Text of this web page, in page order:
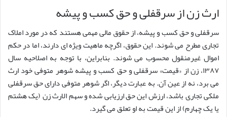
ارث زن از سرقفلی و حق کسب و پیشه
سرقفلی و حق کسب و پیشه، از حقوق مالی مهمی هستند که در مورد املاک
تجاری مطرح می شوند. این حقوق، اگرچه ماهیت ویژه ای دارند، اما در حکم
اموال غیرمنقول محسوب می شوند. بنابراین، با توجه به اصلاحیه سال
۱۳۸۷، زن از «قیمت» سرقفلی و حق کسب و پیشه شوهر متوفی خود ارث
می برد، نه از عین آن. به عبارت دیگر، اگر شوهر متوفی دارای حق سرقفلی
ملکی تجاری باشد، ارزش این حق ارزیابی شده و سهم الارث زن (یک هشتم
یا یک چهارم) از این قیمت به او تعلق می گیرد.